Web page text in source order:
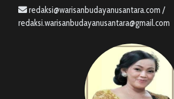
redaksi@warisanbudayanusantara.com /
redaksi.warisanbudayanusantara@gmail.com